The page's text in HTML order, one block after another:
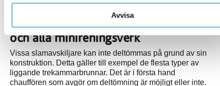
Avvisa
frågor om deltömningen.
Totaltömning av vissa slamavskiljare
och alla minireningsverk
Vissa slamavskiljare kan inte deltömmas på grund av sin
konstruktion. Detta gäller till exempel de flesta typer av
liggande trekammarbrunnar. Det är i första hand
chauffören som avgör om deltömning är möjligt eller inte.